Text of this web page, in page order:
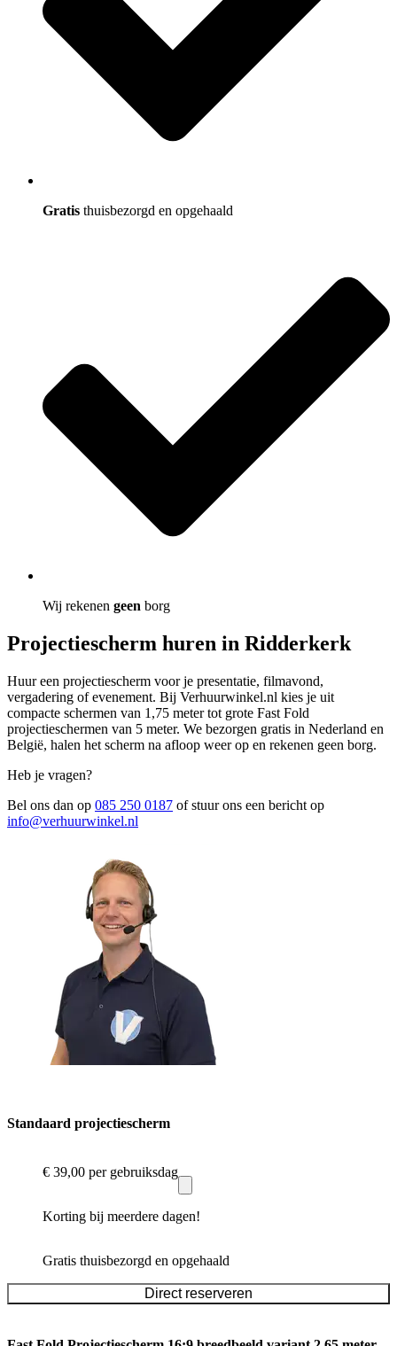
Gratis thuisbezorgd en opgehaald
Wij rekenen geen borg
Projectiescherm huren in Ridderkerk
Huur een projectiescherm voor je presentatie, filmavond,
vergadering of evenement. Bij Verhuurwinkel.nl kies je uit
compacte schermen van 1,75 meter tot grote Fast Fold
projectieschermen van 5 meter. We bezorgen gratis in Nederland en
België, halen het scherm na afloop weer op en rekenen geen borg.
Heb je vragen?
Bel ons dan op 085 250 0187 of stuur ons een bericht op
info@verhuurwinkel.nl
Standaard projectiescherm
€ 39,00 per gebruiksdag
Korting bij meerdere dagen!
Gratis thuisbezorgd en opgehaald
Direct reserveren